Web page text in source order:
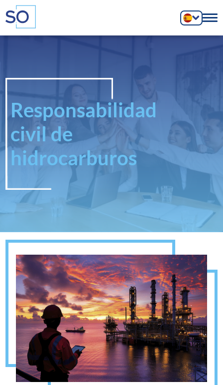
Responsabilidad
civil de
hidrocarburos